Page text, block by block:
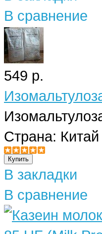
В сравнение
549 р.
Страна: Китай
В закладки
В сравнение